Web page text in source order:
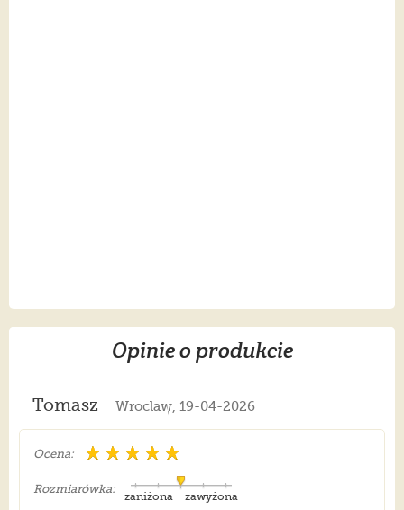
Opinie o produkcie
Tomasz Wroclaw, 19-04-2026
Ocena:
Rozmiarówka:
zawyżona
zaniżona